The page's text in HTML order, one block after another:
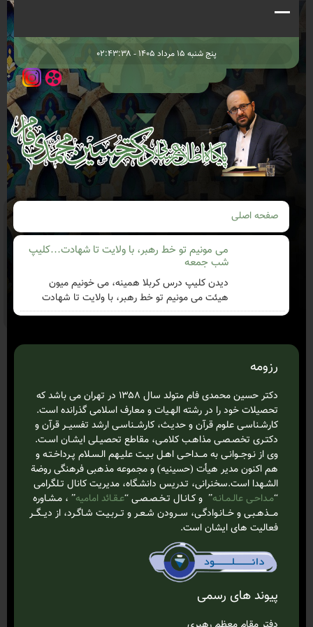
پنج شنبه ۱۵ مرداد ۱۴۰۵ - ۰۲:۴۳:۳۸
صفحه اصلی
می مونیم تو خط رهبر، با ولایت تا شهادت…کلیپ
شب جمعه
دیدن کلیپ درس کربلا همینه، می خونیم میون
هیئت می مونیم تو خط رهبر، با ولایت تا شهادت
رزومه
دکتر حسین محمدی فام متولد سال ۱۳۵۸ در تهران می باشد که
تحصیلات خود را در رشته الهـیات و معارف اسلامی گذرانده است.
کارشـناسـی علوم قرآن و حدیـث، کارشــناسـی ارشد تفسیــر قرآن و
دکتـری تخصـصـی مذاهـب کلامـی، مقاطع تحصیـلی ایشـان اسـت.
وی از نـوجــوانـی به مـــداحـی اهـل بـیـت علیـهم الـسـلام‌ پـرداخـتـه و
هم اکنون مدیر هیأت (حسینیه) و مجموعه مذهبی فرهنگی روضة
الشـهدا است.سخنرانی، تـدریس دانشـگاه، مدیریت کانال تـلگرامی
“مـداحـی عالـمـانـه” و کـانـال تـخـصـصـی “عـقـائد امامیه” ، مـشـاوره
مـــذهـبـی و خــانـوادگـی، ســرودن شـعـر و تــربـیـت شـاگـرد، از دیــگــر
فعالیت های ایشان است.
پیوند های رسمی